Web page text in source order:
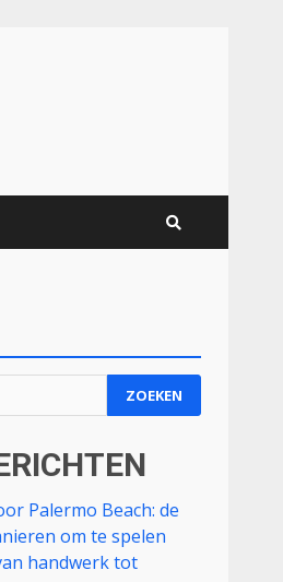
Palermo Beach: de
om te spelen
handwerk tot